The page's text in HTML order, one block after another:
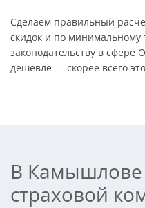
Сделаем правильный
скидок и по минимальному
законодательству в сфере
дешевле — скорее всего
В Камышлове
страховой